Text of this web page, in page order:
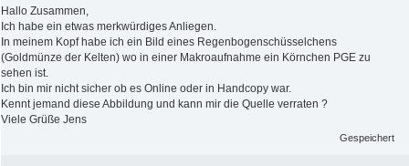
Hallo Zusammen,
Ich habe ein etwas merkwürdiges Anliegen.
In meinem Kopf habe ich ein Bild eines Regenbogenschüsselchens
(Goldmünze der Kelten) wo in einer Makroaufnahme ein Körnchen PGE zu
sehen ist.
Ich bin mir nicht sicher ob es Online oder in Handcopy war.
Kennt jemand diese Abbildung und kann mir die Quelle verraten ?
Viele Grüße Jens
Gespeichert